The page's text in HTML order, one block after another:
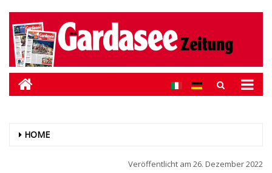
HOME
Veröffentlicht am 26. Dezember 2022